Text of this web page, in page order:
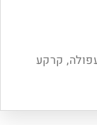
, קרקע